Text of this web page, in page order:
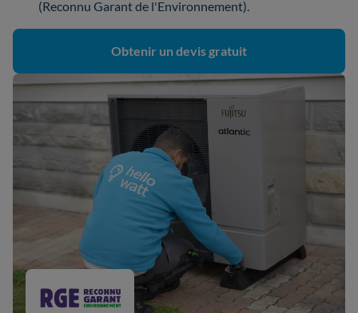
(Reconnu Garant de l'Environnement).
Obtenir un devis gratuit